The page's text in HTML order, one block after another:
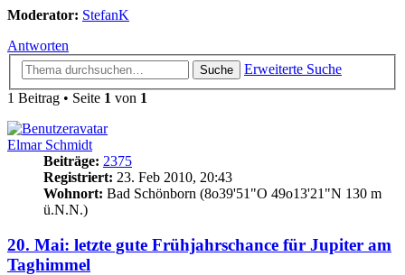
Moderator: StefanK
Antworten
Suche
Erweiterte Suche
1 Beitrag • Seite 1 von 1
Elmar Schmidt
Beiträge: 2375
Registriert: 23. Feb 2010, 20:43
Wohnort: Bad Schönborn (8o39'51"O 49o13'21"N 130 m
ü.N.N.)
20. Mai: letzte gute Frühjahrschance für Jupiter am
Taghimmel